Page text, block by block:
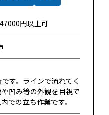
円以上可
す。ラインで流れてく
凹み等の外観を目視で
での立ち作業です。